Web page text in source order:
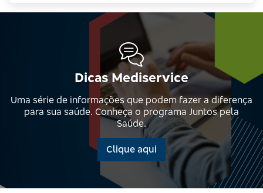
Dicas Mediservice
Uma série de informações que podem fazer a diferença
para sua saúde. Conheça o programa Juntos pela
Saúde.
Clique aqui